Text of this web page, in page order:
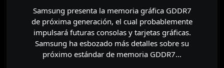
Samsung presenta la memoria gráfica GDDR7
de próxima generación, el cual probablemente
impulsará futuras consolas y tarjetas gráficas.
Samsung ha esbozado más detalles sobre su
próximo estándar de memoria GDDR7…